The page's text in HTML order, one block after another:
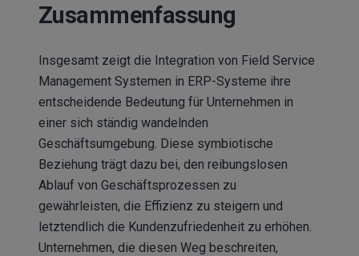
Zusammenfassung
Insgesamt zeigt die Integration von Field Service
Management Systemen in ERP-Systeme ihre
entscheidende Bedeutung für Unternehmen in
einer sich ständig wandelnden
Geschäftsumgebung. Diese symbiotische
Beziehung trägt dazu bei, den reibungslosen
Ablauf von Geschäftsprozessen zu
gewährleisten, die Effizienz zu steigern und
letztendlich die Kundenzufriedenheit zu erhöhen.
Unternehmen, die diesen Weg beschreiten,